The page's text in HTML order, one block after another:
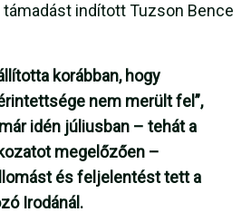
indított Tuzson Bence
korábban, hogy
nem merült fel”,
idén júliusban – tehát a
megelőzően –
és feljelentést tett a
Irodánál.